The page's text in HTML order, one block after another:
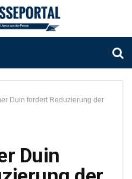
Duin fordert Reduzierung der
Duin